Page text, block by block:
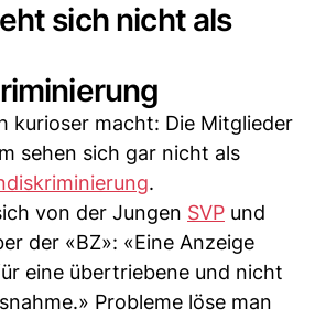
sich nicht als
kurioser macht: Die Mitglieder
sehen sich gar nicht als
.
von der Jungen SVP und
der «BZ»: «Eine Anzeige
eine übertriebene und nicht
Probleme löse man